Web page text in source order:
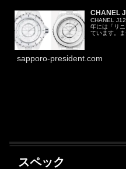
CHANEL
CHANEL
年には「リ
ています。
sapporo-president.com
スペック